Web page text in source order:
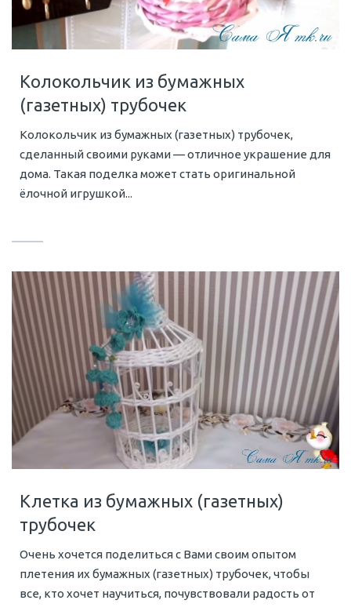
Колокольчик из бумажных
(газетных) трубочек
Колокольчик из бумажных (газетных) трубочек,
сделанный своими руками — отличное украшение для
дома. Такая поделка может стать оригинальной
ёлочной игрушкой...
Клетка из бумажных (газетных)
трубочек
Очень хочется поделиться с Вами своим опытом
плетения их бумажных (газетных) трубочек, чтобы
все, кто хочет научиться, почувствовали радость от